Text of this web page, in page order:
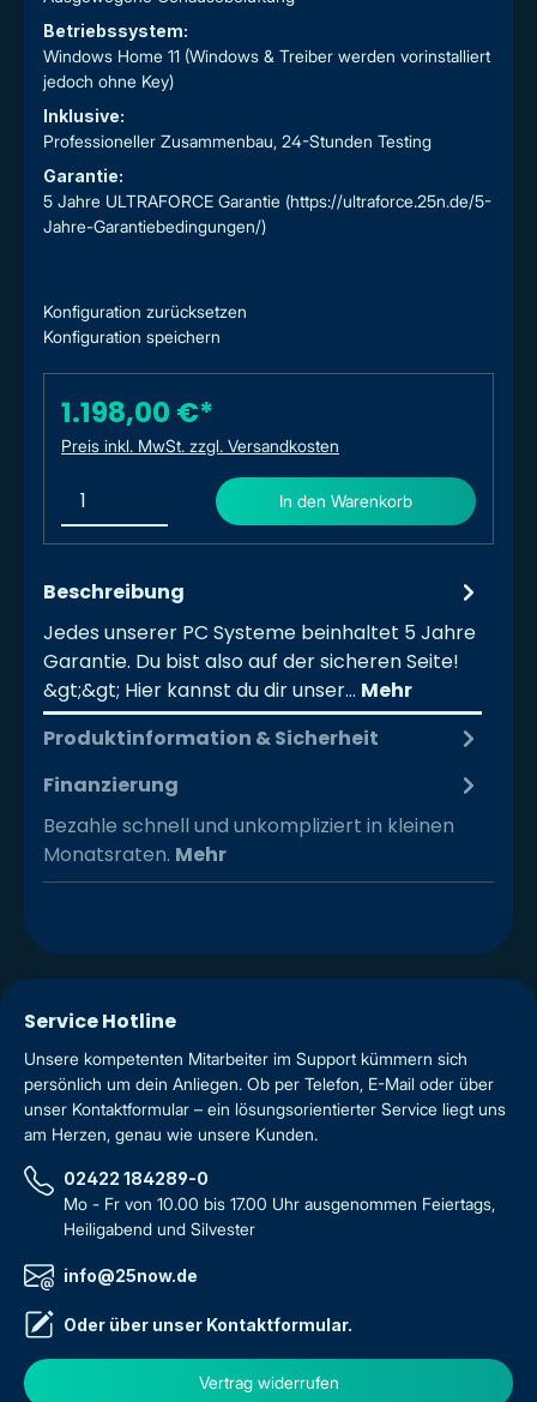
Betriebssystem:
Windows Home 11 (Windows & Treiber werden vorinstalliert
jedoch ohne Key)
Inklusive:
Professioneller Zusammenbau, 24-Stunden Testing
Garantie:
5 Jahre ULTRAFORCE Garantie (https://ultraforce.25n.de/5-
Jahre-Garantiebedingungen/)
Konfiguration zurücksetzen
Konfiguration speichern
1.198,00 €*
Preis inkl. MwSt. zzgl. Versandkosten
In den Warenkorb
Beschreibung
Jedes unserer PC Systeme beinhaltet 5 Jahre
Garantie. Du bist also auf der sicheren Seite!
&gt;&gt; Hier kannst du dir unser… Mehr
Produktinformation & Sicherheit
Finanzierung
Bezahle schnell und unkompliziert in kleinen
Monatsraten. Mehr
Service Hotline
Unsere kompetenten Mitarbeiter im Support kümmern sich
persönlich um dein Anliegen. Ob per Telefon, E-Mail oder über
unser Kontaktformular – ein lösungsorientierter Service liegt uns
am Herzen, genau wie unsere Kunden.
02422 184289-0
Mo - Fr von 10.00 bis 17.00 Uhr ausgenommen Feiertags,
Heiligabend und Silvester
info@25now.de
Oder über unser Kontaktformular.
Vertrag widerrufen